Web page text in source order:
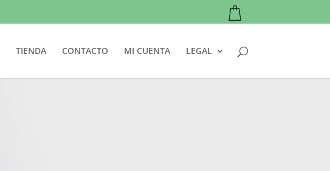
TIENDA CONTACTO MI CUENTA LEGAL